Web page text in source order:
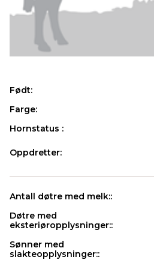
Født:
Farge:
Hornstatus :
Oppdretter:
Antall døtre med melk::
Døtre med
eksteriøropplysninger::
Sønner med
slakteopplysninger::